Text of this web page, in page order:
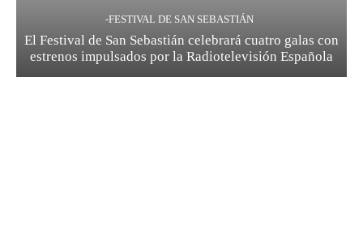
-FESTIVAL DE SAN SEBASTIÁN
El Festival de San Sebastián celebrará cuatro galas con
estrenos impulsados por la Radiotelevisión Española